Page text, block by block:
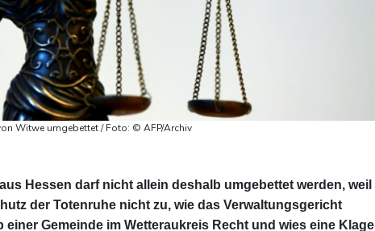
Witwe umgebettet / Foto: © AFP/Archiv
Hessen darf nicht allein deshalb umgebettet werden, weil
der Totenruhe nicht zu, wie das Verwaltungsgericht
Gemeinde im Wetteraukreis Recht und wies eine Klage